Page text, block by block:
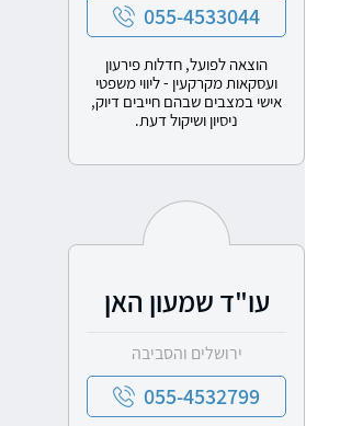
055-4533044
הוצאה לפועל, חדלות פירעון
ועסקאות מקרקעין - ליווי משפטי
אישי במצבים שבהם חייבים דיוק,
ניסיון ושיקול דעת.
עו"ד שמעון האן
ירושלים והסביבה
055-4532799